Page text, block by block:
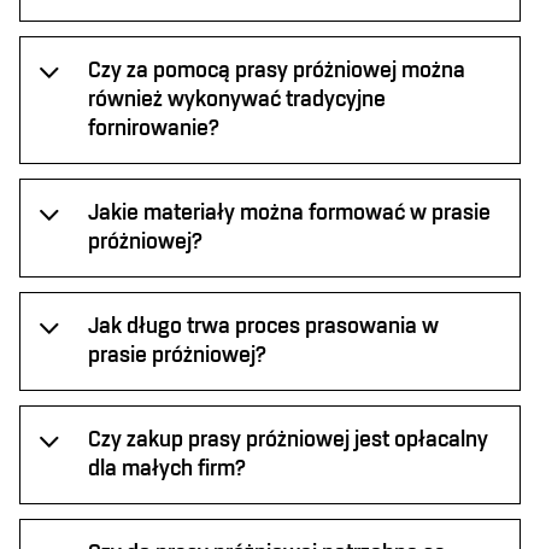
Czy za pomocą prasy próżniowej można
również wykonywać tradycyjne
fornirowanie?
Jakie materiały można formować w prasie
próżniowej?
Jak długo trwa proces prasowania w
prasie próżniowej?
Czy zakup prasy próżniowej jest opłacalny
dla małych firm?